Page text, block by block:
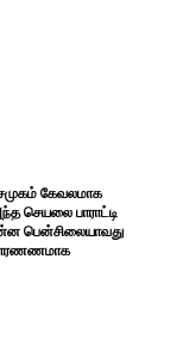
கேவலமாக
செயலை பாராட்டி
பென்சிலையாவது